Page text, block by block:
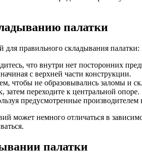
палатки
для правильного складывания палатки:
что внутри нет посторонних
с верхней части конструкции.
чтобы не образовывались заломы и
затем переходите к центральной опоре.
предусмотренные производителем
может немного отличаться в
палатки